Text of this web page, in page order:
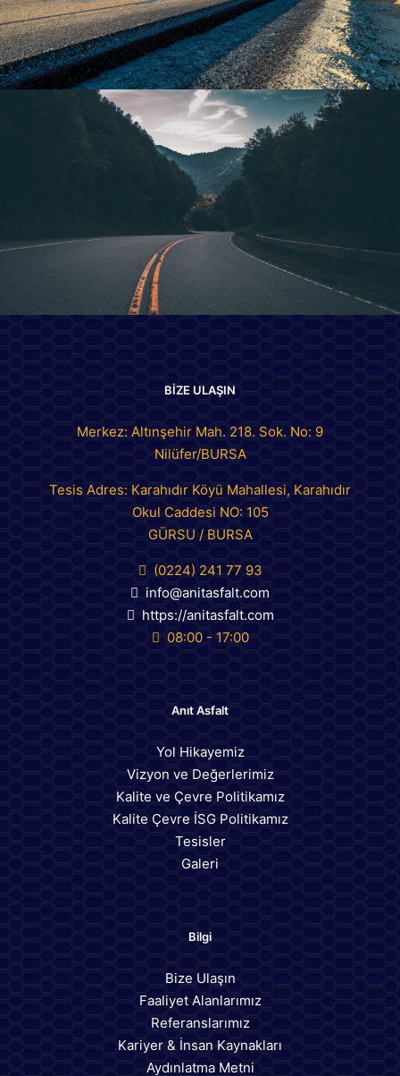
BİZE ULAŞIN
Merkez: Altınşehir Mah. 218. Sok. No: 9
Nilüfer/BURSA
Tesis Adres: Karahıdır Köyü Mahallesi, Karahıdır
Okul Caddesi NO: 105
GÜRSU / BURSA
(0224) 241 77 93
info@anitasfalt.com
https://anitasfalt.com
08:00 - 17:00
Anıt Asfalt
Yol Hikayemiz
Vizyon ve Değerlerimiz
Kalite ve Çevre Politikamız
Kalite Çevre İSG Politikamız
Tesisler
Galeri
Bilgi
Bize Ulaşın
Faaliyet Alanlarımız
Referanslarımız
Kariyer & İnsan Kaynakları
Aydınlatma Metni